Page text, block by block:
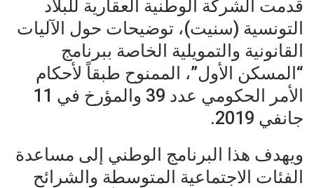
قدمت الشركة الوطنية العقارية للبلاد
التونسية (سنيت)، توضيحات حول الآليات
القانونية والتمويلية الخاصة ببرنامج
“المسكن الأول”، الممنوح طبقاً لأحكام
الأمر الحكومي عدد 39 والمؤرخ في 11
جانفي 2019.
ويهدف هذا البرنامج الوطني إلى مساعدة
الفئات الاجتماعية المتوسطة والشرائح